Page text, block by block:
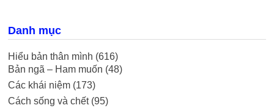
Danh mục
Hiểu bản thân mình (616)
Bản ngã – Ham muốn (48)
Các khái niệm(173)
Cách sống và chết(95)